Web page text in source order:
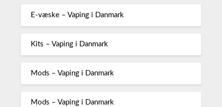
E-væske – Vaping i Danmark
Kits – Vaping i Danmark
Mods – Vaping i Danmark
Mods – Vaping i Danmark